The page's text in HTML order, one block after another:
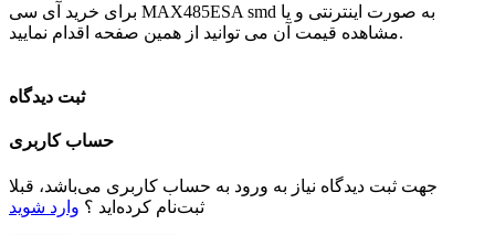
برای خرید آی سی MAX485ESA smd به صورت اینترنتی و یا
مشاهده قیمت آن می توانید از همین صفحه اقدام نمایید.
ثبت دیدگاه
حساب کاربری
جهت ثبت دیدگاه نیاز به ورود به حساب کاربری می‌باشد، قبلا
ثبت‌نام کرده‌اید ؟ وارد شوید